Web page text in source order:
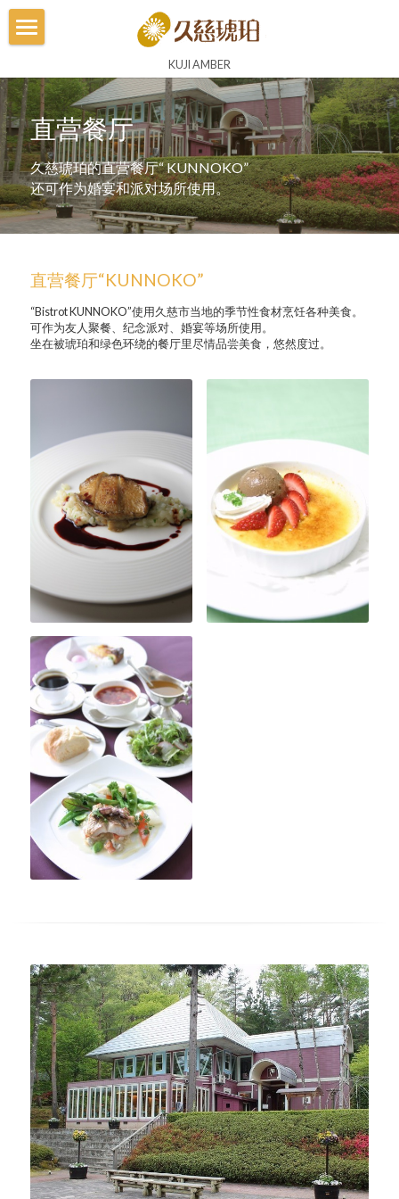
KUJI AMBER
博物馆
琥珀体验
琥珀王国
工坊
久慈琥珀总店
直营店
直营餐厅
琥珀的故事
交通路线
直营餐厅
久慈琥珀的直营餐厅“ KUNNOKO”
还可作为婚宴和派对场所使用。
直营餐厅“KUNNOKO”
“Bistrot KUNNOKO”使用久慈市当地的季节性食材烹饪各种美食。
可作为友人聚餐、纪念派对、婚宴等场所使用。
坐在被琥珀和绿色环绕的餐厅里尽情品尝美食，悠然度过。